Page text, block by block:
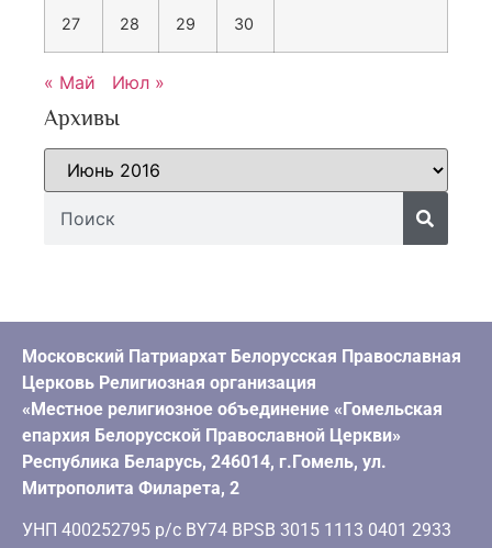
27 28 29 30
« Май Июл »
Архивы
Московский Патриархат Белорусская Православная
Церковь Религиозная организация
«Местное религиозное объединение «Гомельская
епархия Белорусской Православной Церкви»
Республика Беларусь, 246014, г.Гомель, ул.
Митрополита Филарета, 2
УНП 400252795 р/с BY74 BPSB 3015 1113 0401 2933